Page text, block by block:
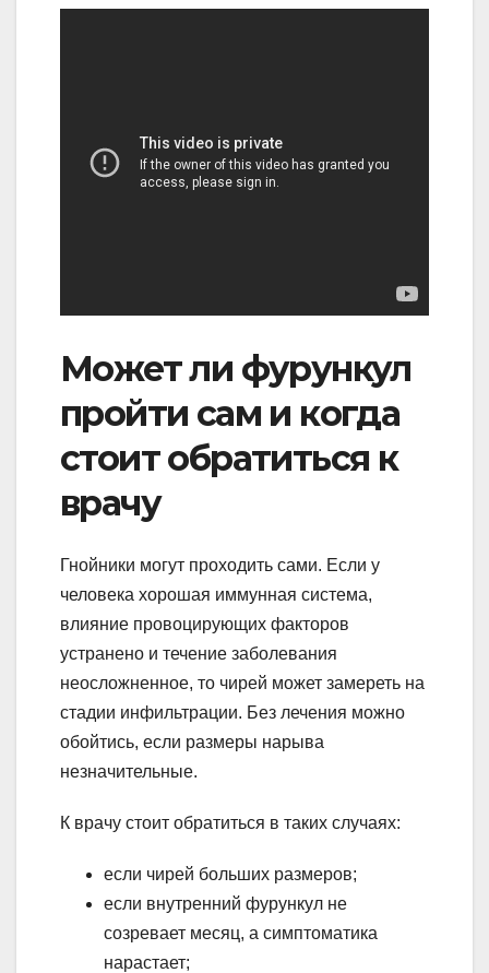
Может ли фурункул
пройти сам и когда
стоит обратиться к
врачу
Гнойники могут проходить сами. Если у
человека хорошая иммунная система,
влияние провоцирующих факторов
устранено и течение заболевания
неосложненное, то чирей может замереть на
стадии инфильтрации. Без лечения можно
обойтись, если размеры нарыва
незначительные.
К врачу стоит обратиться в таких случаях:
если чирей больших размеров;
если внутренний фурункул не
созревает месяц, а симптоматика
нарастает;